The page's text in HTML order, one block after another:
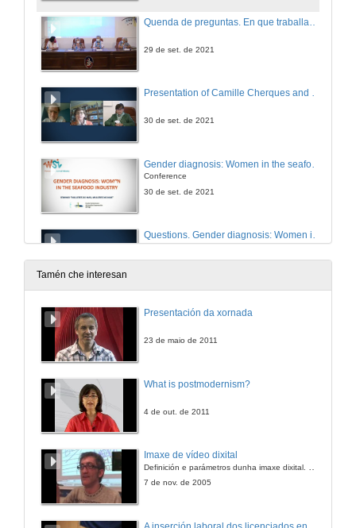
29 de set. de 2021
Presentation of Camille Cherques and Marie Christine Monfort
30 de set. de 2021
Conference
30 de set. de 2021
Questions. Gender diagnosis: Women in the seafood industry
30 de set. de 2021
Conferencia
Conservas Friscos
Conferencia
Nueva Pescanova
Tamén che interesan
Presentación da xornada
23 de maio de 2011
What is postmodernism?
4 de out. de 2011
Imaxe de vídeo dixital
7 de nov. de 2005